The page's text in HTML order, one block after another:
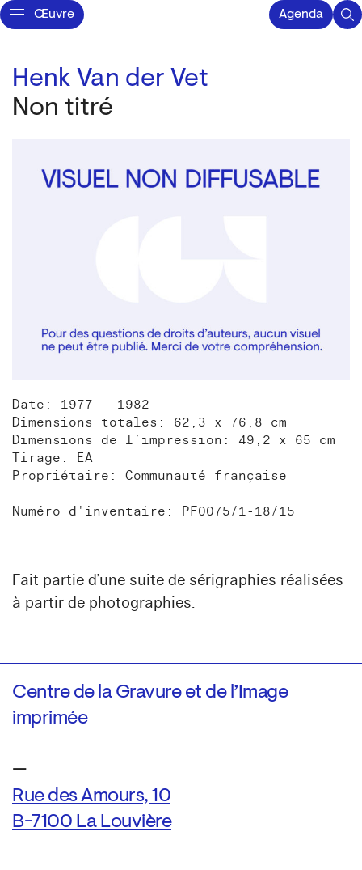
Œuvre Agenda
Henk Van der Vet
Non titré
Date: 1977 - 1982
Dimensions totales: 62,3 x 76,8 cm
Dimensions de l’impression: 49,2 x 65 cm
Tirage: EA
Propriétaire: Communauté française
Numéro d'inventaire: PF0075/1-18/15
Fait partie d’une suite de sérigraphies réalisées
à partir de photographies.
Centre de la Gravure et de l’Image
imprimée
—
Rue des Amours, 10
B-7100 La Louvière